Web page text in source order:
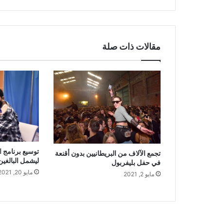
مقالات ذات صلة
تجمع الآلاف من البريطانيين بدون أقنعة
في حفل بليفربول
مايو 2, 2021
توسيع برنامج
ليشمل البالغين
مايو 20, 2021